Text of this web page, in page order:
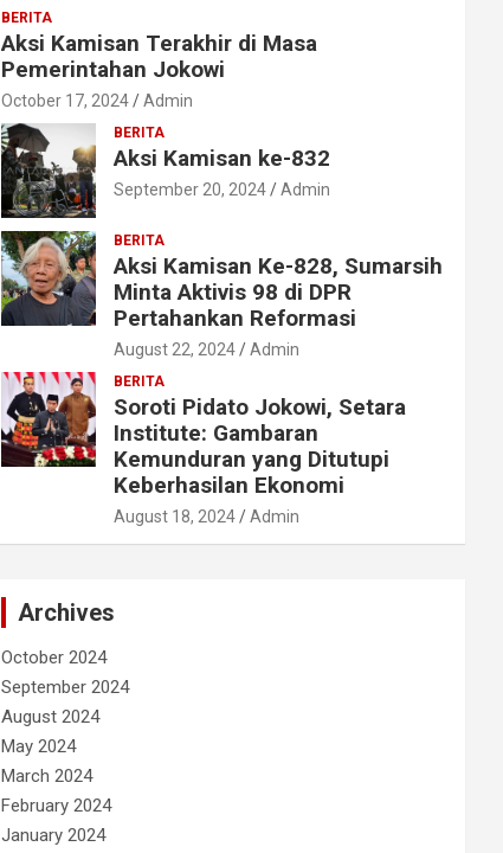
BERITA
Aksi Kamisan Terakhir di Masa
Pemerintahan Jokowi
October 17, 2024 Admin
BERITA
Aksi Kamisan ke-832
September 20, 2024 Admin
BERITA
Aksi Kamisan Ke-828, Sumarsih
Minta Aktivis 98 di DPR
Pertahankan Reformasi
August 22, 2024 Admin
BERITA
Soroti Pidato Jokowi, Setara
Institute: Gambaran
Kemunduran yang Ditutupi
Keberhasilan Ekonomi
August 18, 2024 Admin
Archives
October 2024
September 2024
August 2024
May 2024
March 2024
February 2024
January 2024